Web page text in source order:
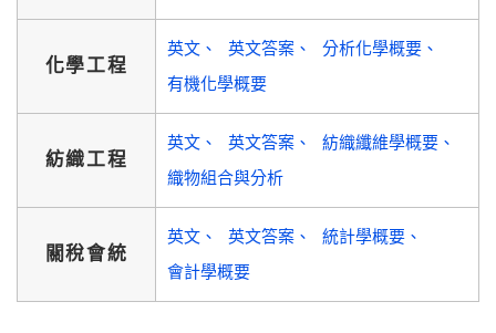
化學工程
英文 英文答案
分析化學概要
有機化學概要
紡織工程
英文 英文答案
紡織纖維學概要
織物組合與分析
關稅會統
英文 英文答案
統計學概要
會計學概要